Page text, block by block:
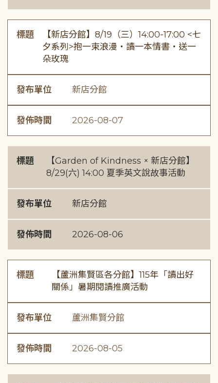
標題
【新店分館】8/19（三）14:00-17:00 <七
夕系列>抱一束浪漫・讀一本情書・送一
朵玫瑰
發布單位 新店分館
發佈時間 2026-08-07
標題
【Garden of Kindness × 新店分館】
8/29(六) 14:00 夏季英文說故事活動
發布單位 新店分館
發佈時間 2026-08-06
標題
【蘆洲集賢區各分館】115年「讀出好
關係」暑期閱讀推廣活動
發布單位 蘆洲集賢分館
發佈時間 2026-08-05